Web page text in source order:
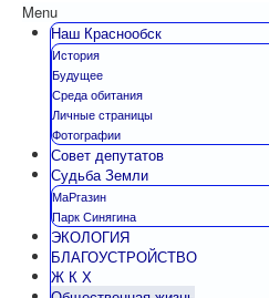
Menu
Наш Краснообск
История
Будущее
Среда обитания
Личные страницы
Фотографии
Совет депутатов
Судьба Земли
МаРгазин
Парк Синягина
ЭКОЛОГИЯ
БЛАГОУСТРОЙСТВО
Ж К Х